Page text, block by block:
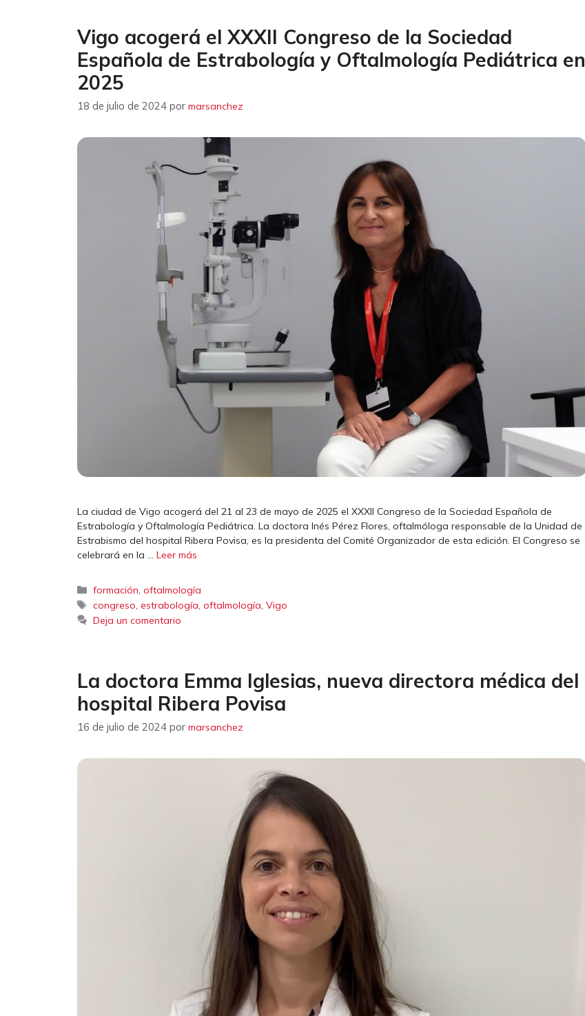
Vigo acogerá el XXXII Congreso de la Sociedad
Española de Estrabología y Oftalmología Pediátrica en
2025
18 de julio de 2024 por marsanchez
La ciudad de Vigo acogerá del 21 al 23 de mayo de 2025 el XXXII Congreso de la Sociedad Española de
Estrabología y Oftalmología Pediátrica. La doctora Inés Pérez Flores, oftalmóloga responsable de la Unidad de
Estrabismo del hospital Ribera Povisa, es la presidenta del Comité Organizador de esta edición. El Congreso se
celebrará en la … Leer más
Categorías
formación,oftalmología
Etiquetas
congreso,estrabología,oftalmología,Vigo
Deja un comentario
La doctora Emma Iglesias, nueva directora médica del
hospital Ribera Povisa
16 de julio de 2024 por marsanchez